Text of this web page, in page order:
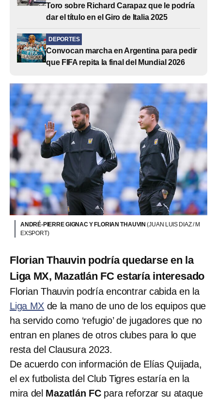
Toro sobre Richard Carapaz que le podría
dar el título en el Giro de Italia 2025
DEPORTES
Convocan marcha en Argentina para pedir
que FIFA repita la final del Mundial 2026
ANDRÉ-PIERRE GIGNAC Y FLORIAN THAUVIN(JUAN LUIS DIAZ / M
EXSPORT)
Florian Thauvin podría quedarse en la
Liga MX, Mazatlán FC estaría interesado
Florian Thauvin podría encontrar cabida en la
Liga MX de la mano de uno de los equipos que
ha servido como ‘refugio’ de jugadores que no
entran en planes de otros clubes para lo que
resta del Clausura 2023.
De acuerdo con información de Elías Quijada,
el ex futbolista del Club Tigres estaría en la
mira del Mazatlán FCpara reforzar su ataque